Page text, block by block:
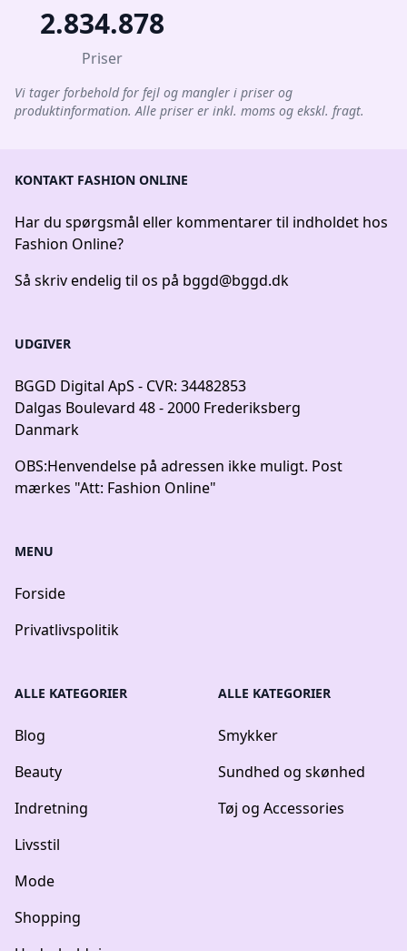
2.834.878
Priser
Vi tager forbehold for fejl og mangler i priser og
produktinformation. Alle priser er inkl. moms og ekskl. fragt.
KONTAKT FASHION ONLINE
Har du spørgsmål eller kommentarer til indholdet hos
Fashion Online?
Så skriv endelig til os på bggd@bggd.dk
UDGIVER
BGGD Digital ApS - CVR: 34482853
Dalgas Boulevard 48 - 2000 Frederiksberg
Danmark
OBS:Henvendelse på adressen ikke muligt. Post
mærkes "Att: Fashion Online"
MENU
Forside
Privatlivspolitik
ALLE KATEGORIER
Blog
Beauty
Indretning
Livsstil
Mode
Shopping
ALLE KATEGORIER
Smykker
Sundhed og skønhed
Tøj og Accessories